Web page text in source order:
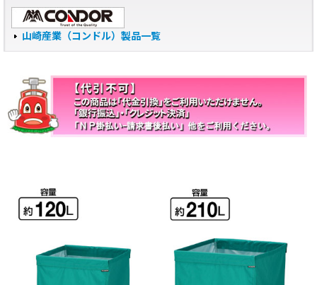
山崎産業（コンドル）製品一覧